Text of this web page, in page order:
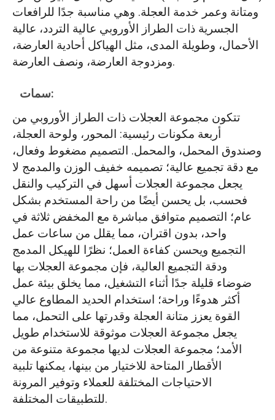
ومتانة وعمر خدمة العجلة. وهي مناسبة جدًا للرافعات
الجسرية ذات الطراز الأوروبي عالية التردد، عالية
الأحمال، وطويلة المدى، مثل الهياكل أحادية العارضة،
ومزدوجة العارضة، ونصف العارضة.
سمات:
تتكون مجموعة العجلات ذات الطراز الأوروبي من
أربعة مكونات رئيسية: المحور، ولوحة العجلة،
وصندوق المحمل، والمحمل. التصميم مضغوط وفعال،
مع دقة تجميع عالية؛ تصميمه خفيف الوزن والمدمج لا
يجعل مجموعة العجلات أسهل في التركيب والنقل
فحسب، بل يحسن أيضًا من راحة المستخدم بشكل
عام؛ التصميم متوافق مباشرة مع المخفض ثلاثة في
واحد، بدون اقتران، مما يقلل من ساعات عمل
التجميع ويحسن كفاءة العمل؛ نظرًا للهيكل المدمج
ودقة التجميع العالية، فإن مجموعة العجلات بها
ضوضاء قليلة جدًا أثناء التشغيل، مما يخلق بيئة عمل
أكثر هدوءًا وراحة؛ استخدام الحديد المطاوع عالي
القوة يعزز متانة العجلة وقدرتها على التحمل، مما
يجعل مجموعة العجلات موثوقة للاستخدام طويل
الأمد؛ مجموعة العجلات لديها مجموعة متنوعة من
الأقطار المتاحة للاختيار من بينها، يمكنها تلبية
الاحتياجات المختلفة للعملاء وتوفير المرونة
للتطبيقات المختلفة.